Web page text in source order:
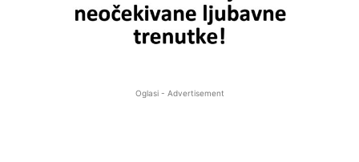
Oglasi - Advertisement